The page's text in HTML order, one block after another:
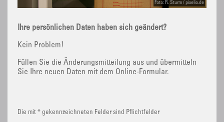
Foto: R. Sturm / pixelio.de
Ihre persönlichen Daten haben sich geändert?
Kein Problem!
Füllen Sie die Änderungsmitteilung aus und übermitteln
Sie Ihre neuen Daten mit dem Online-Formular.
Die mit * gekennzeichneten Felder sind Pflichtfelder